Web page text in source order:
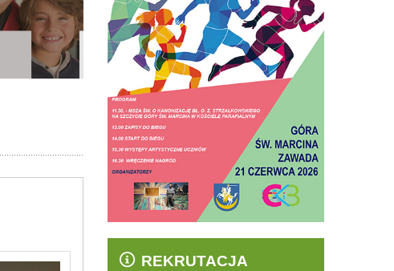
REKRUTACJA